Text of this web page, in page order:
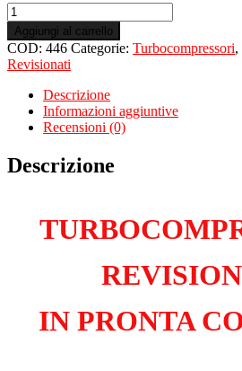
Turbo
Revisionato
per
FIAT
500L
Living
Multijet
955A3000
quantità
Aggiungi al carrello
COD: 446 Categorie: Turbocompressori,
Revisionati
Descrizione
Informazioni aggiuntive
Recensioni (0)
Descrizione
IN PRONTA